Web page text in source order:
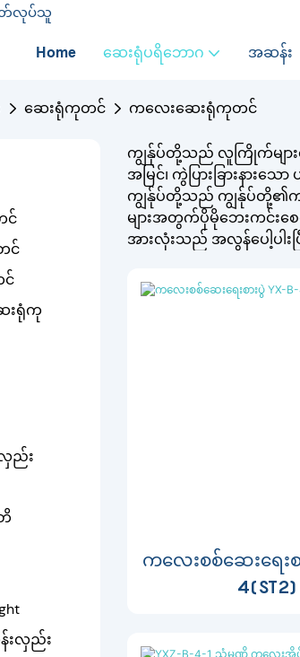
ထုတ်လုပ်သူ
Home ဆေးရုံပရိဘောဂ အဆန်း
ဆေးရုံကုတင် ကလေးဆေးရုံကုတင်
င်
င်
းရုံကု
လှည်း
ာ
ရာ
ား
းလှည်း
ကျွန်ုပ်တို့သည် လူကြိုက်များသ
အမြင်၊ ကွဲပြားခြားနာ
ကျွန်ုပ်တို့သည် ကျွန်ုပ်တို့၏ကလ
များအတွက်ပိုမိုဘေးကင်း
အားလုံးသည် အလွန်ပေါ့ပါးပ
ကလေးစစ်ဆေးရေးစ
4(ST2)